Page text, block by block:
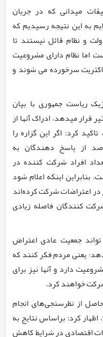
میدانی که در جریان
به این نتیجه رسیدیم که
و نظام قائل نیستند تا
اما نظام دارای مشروعیت
اکثریت سرخورده می شوند و
ریاست جمهوری با بیان
قرار میدهد، ادراک آنها از
کرد: اگر این گزاره را
از پاسخ دهندگان به
افراد شرکت کننده در
بنابراین اینکه اعلام شود
اعتراضات شرکت کرده‌اند
کنندگان فاصله زیادی
جمعیت عادی اعتراض
یعنی مردم فکر کنند که
دارد و آنها نیز برای
خواهند کرد.
از نظرسنجی‌های انجام
، اظهار کرد: براساس نتایج به
اقتصادی در شرایط کاهش